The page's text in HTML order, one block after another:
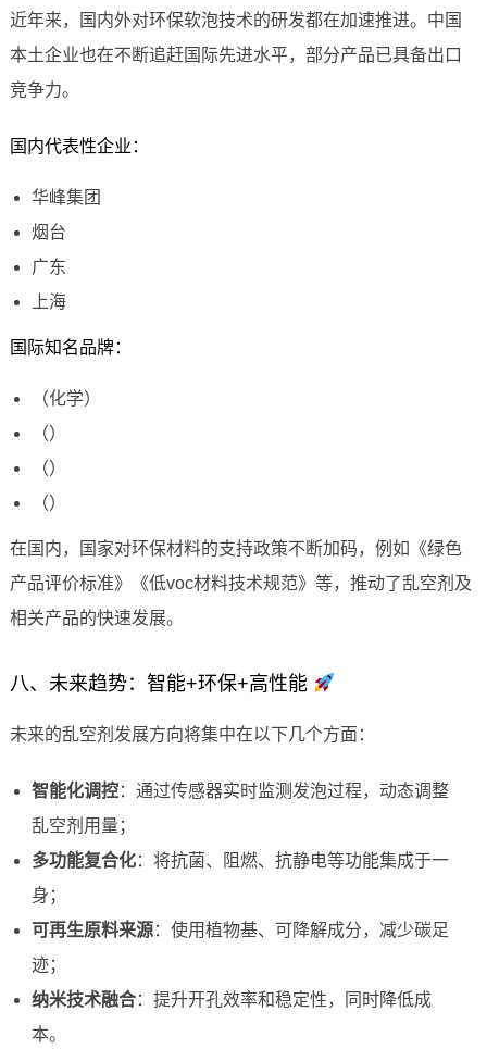
近年来，国内外对环保软泡技术的研发都在加速推进。中国
本土企业也在不断追赶国际先进水平，部分产品已具备出口
竞争力。
国内代表性企业：
华峰集团
烟台
广东
上海
国际知名品牌：
（化学）
（）
（）
（）
在国内，国家对环保材料的支持政策不断加码，例如《绿色
产品评价标准》《低voc材料技术规范》等，推动了乱空剂及
相关产品的快速发展。
八、未来趋势：智能+环保+高性能
未来的乱空剂发展方向将集中在以下几个方面：
智能化调控：通过传感器实时监测发泡过程，动态调整
乱空剂用量；
多功能复合化：将抗菌、阻燃、抗静电等功能集成于一
身；
可再生原料来源：使用植物基、可降解成分，减少碳足
迹；
纳米技术融合：提升开孔效率和稳定性，同时降低成
本。